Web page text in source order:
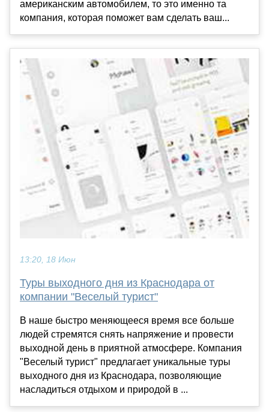
американским автомобилем, то это именно та
компания, которая поможет вам сделать ваш...
13:20, 18 Июн
Туры выходного дня из Краснодара от
компании "Веселый турист"
В наше быстро меняющееся время все больше
людей стремятся снять напряжение и провести
выходной день в приятной атмосфере. Компания
"Веселый турист" предлагает уникальные туры
выходного дня из Краснодара, позволяющие
насладиться отдыхом и природой в ...